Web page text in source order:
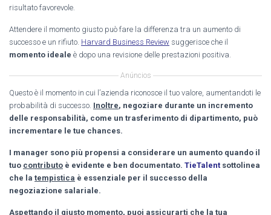
risultato favorevole.
Attendere il momento giusto può fare la differenza tra un aumento di
successo e un rifiuto. Harvard Business Review suggerisce che il
momento ideale è dopo una revisione delle prestazioni positiva.
Anúncios
Questo è il momento in cui l’azienda riconosce il tuo valore, aumentandoti le
probabilità di successo. Inoltre, negoziare durante un incremento
delle responsabilità, come un trasferimento di dipartimento, può
incrementare le tue chances.
I manager sono più propensi a considerare un aumento quando il
tuo contributo è evidente e ben documentato. TieTalent sottolinea
che la tempistica è essenziale per il successo della
negoziazione salariale.
Aspettando il giusto momento, puoi assicurarti che la tua